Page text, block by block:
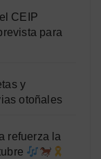
CEIP
para
y
otoñales
refuerza la